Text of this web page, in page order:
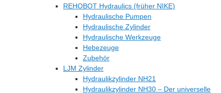
REHOBOT Hydraulics (früher NIKE)
Hydraulische Pumpen
Hydraulische Zylinder
Hydraulische Werkzeuge
Hebezeuge
Zubehör
LJM Zylinder
Hydraulikzylinder NH21
Hydraulikzylinder NH30 – Der universelle